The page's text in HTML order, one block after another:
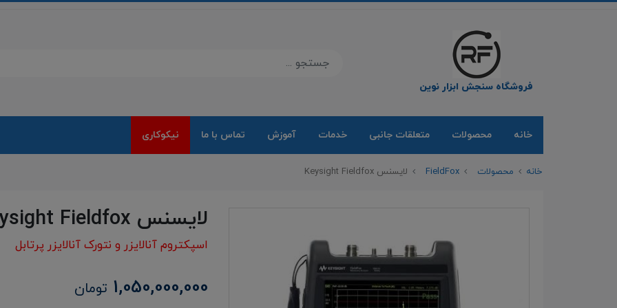
فروشگاه سنجش ابزار نوین
خانه محصولات متعلقات جانبی خدمات آموزش تماس با ما نیکوکاری
خانه محصولات FieldFox لایسنس Keysight Fieldfox
لایسنس Keysight Fieldfox
اسپکتروم آنالایزر و نتورک آنالایزر پرتابل
1,050,000,000 تومان